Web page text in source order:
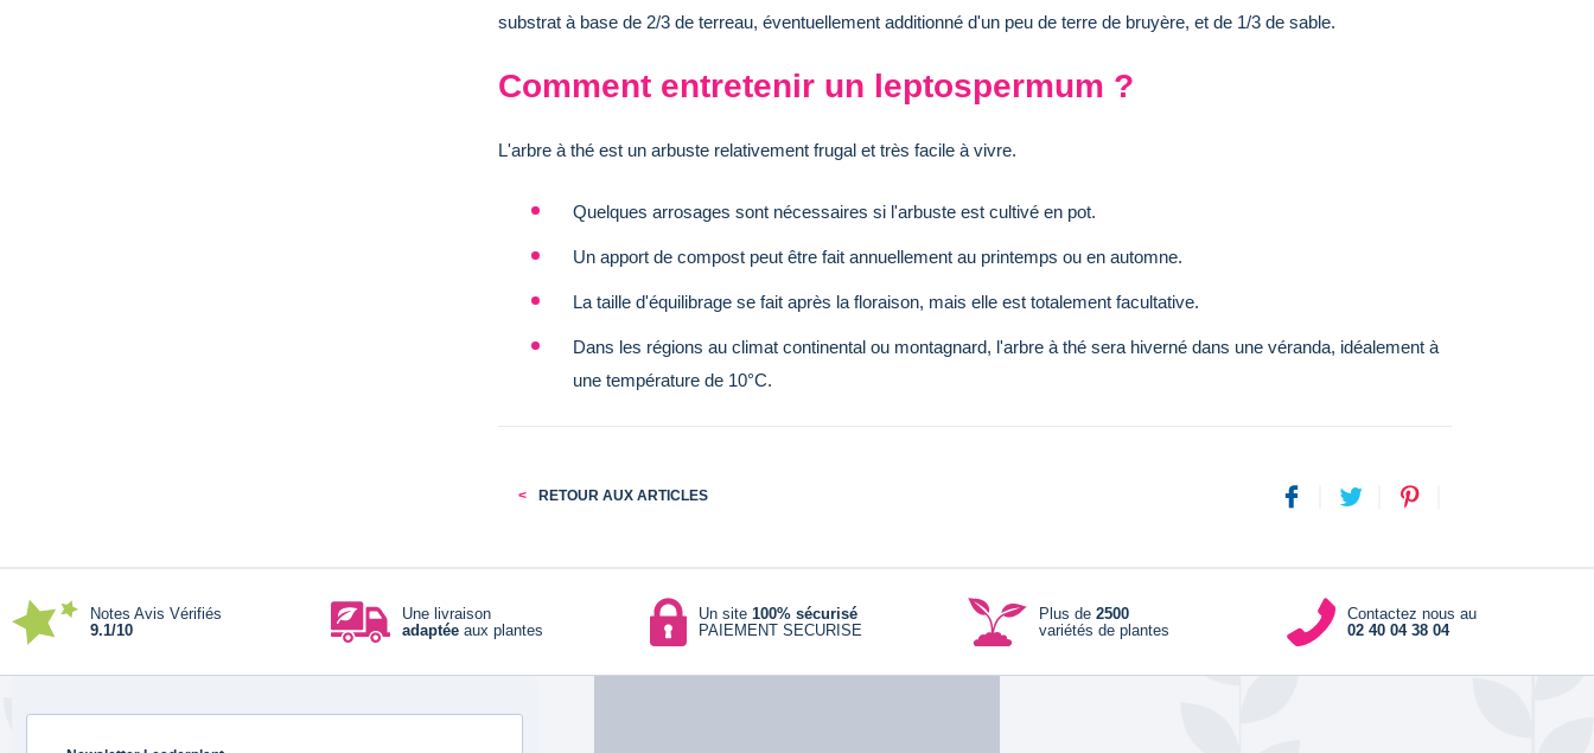
substrat à base de 2/3 de terreau, éventuellement additionné d'un peu de terre de bruyère, et de 1/3 de sable.
Comment entretenir un leptospermum ?
L'arbre à thé est un arbuste relativement frugal et très facile à vivre.
Quelques arrosages sont nécessaires si l'arbuste est cultivé en pot.
Un apport de compost peut être fait annuellement au printemps ou en automne.
La taille d'équilibrage se fait après la floraison, mais elle est totalement facultative.
Dans les régions au climat continental ou montagnard, l'arbre à thé sera hiverné dans une véranda, idéalement à
une température de 10°C.
RETOUR AUX ARTICLES
Notes Avis Vérifiés
9.1/10
Une livraison
adaptéeaux plantes
Un site 100% sécurisé
PAIEMENT SECURISE
Plus de2500
variétés de plantes
Contactez nous au
02 40 04 38 04